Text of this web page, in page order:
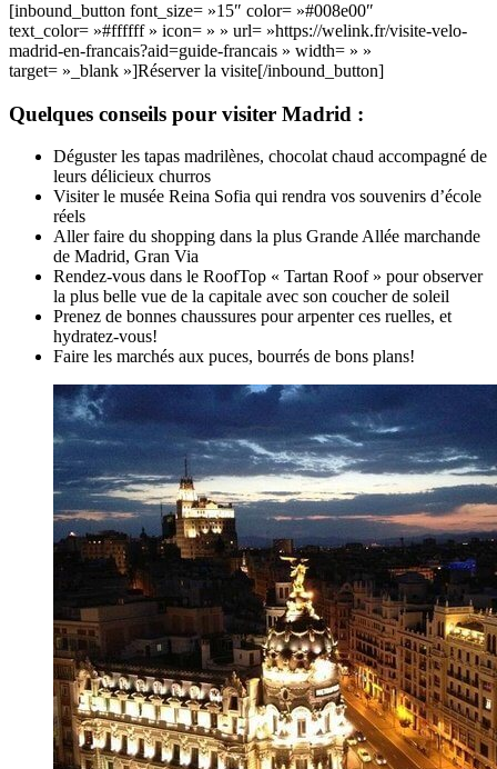
[inbound_button font_size= »15″ color= »#008e00″
text_color= »#ffffff » icon= » » url= »https://welink.fr/visite-velo-
madrid-en-francais?aid=guide-francais » width= » »
target= »_blank »]Réserver la visite[/inbound_button]
Quelques conseils pour visiter Madrid :
Déguster les tapas madrilènes, chocolat chaud accompagné de
leurs délicieux churros
Visiter le musée Reina Sofia qui rendra vos souvenirs d’école
réels
Aller faire du shopping dans la plus Grande Allée marchande
de Madrid, Gran Via
Rendez-vous dans le RoofTop « Tartan Roof » pour observer
la plus belle vue de la capitale avec son coucher de soleil
Prenez de bonnes chaussures pour arpenter ces ruelles, et
hydratez-vous!
Faire les marchés aux puces, bourrés de bons plans!